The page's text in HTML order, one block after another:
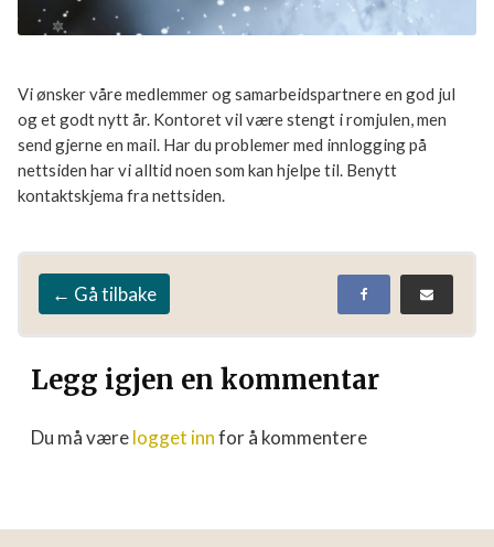
Vi ønsker våre medlemmer og samarbeidspartnere en god jul
og et godt nytt år. Kontoret vil være stengt i romjulen, men
send gjerne en mail. Har du problemer med innlogging på
nettsiden har vi alltid noen som kan hjelpe til. Benytt
kontaktskjema fra nettsiden.
← Gå tilbake
Legg igjen en kommentar
Du må værelogget innfor å kommentere